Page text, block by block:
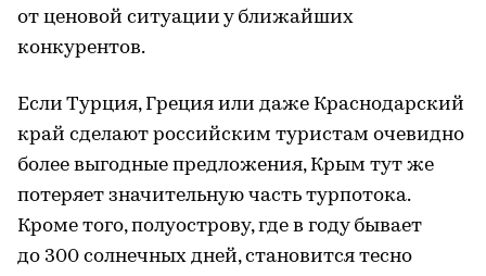
от ценовой ситуации у ближайших
конкурентов.
Если Турция, Греция или даже Краснодарский
край сделают российским туристам очевидно
более выгодные предложения, Крым тут же
потеряет значительную часть турпотока.
Кроме того, полуострову, где в году бывает
до 300 солнечных дней, становится тесно